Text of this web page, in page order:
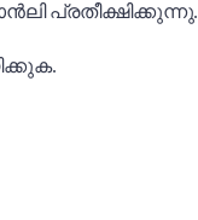
പ്രതീക്ഷിക്കുന്നു.